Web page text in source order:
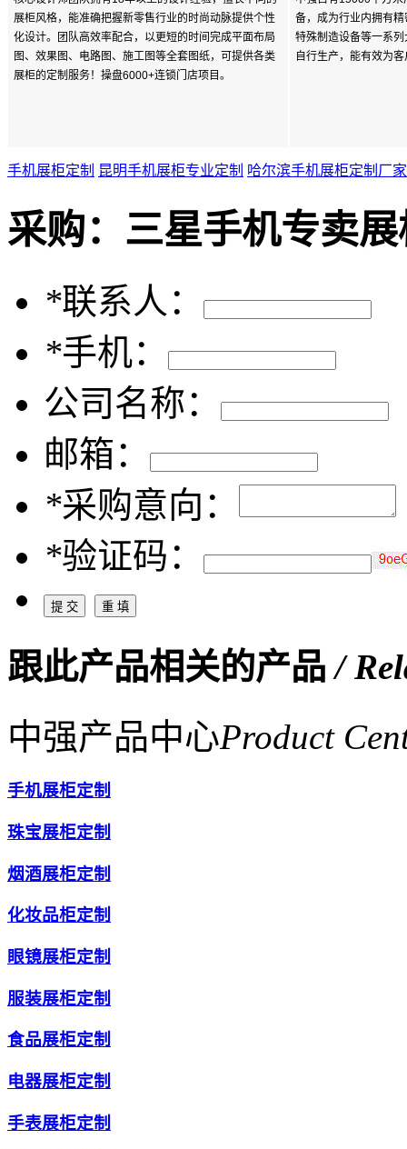
展柜风格，能准确把握新零售行业的时尚动脉提供个性
化设计。团队高效率配合，以更短的时间完成平面布局
图、效果图、电路图、施工图等全套图纸，可提供各类
展柜的定制服务！操盘6000+连锁门店项目。
备，成为行业内拥有
特殊制造设备等一系
自行生产，能有效为
手机展柜定制 昆明手机展柜专业定制 哈尔滨手机展柜定制厂家
采购： 三星手机专卖
*联系人：
*手机：
公司名称：
邮箱：
*采购意向：
*验证码：
跟此产品相关的产品/
中强产品中心Product
手机展柜定制
珠宝展柜定制
烟酒展柜定制
化妆品柜定制
眼镜展柜定制
服装展柜定制
食品展柜定制
电器展柜定制
手表展柜定制